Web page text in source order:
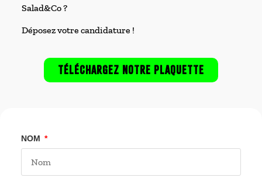
Salad&Co ?
Déposez votre candidature !
TÉLÉCHARGEZ NOTRE PLAQUETTE
NOM